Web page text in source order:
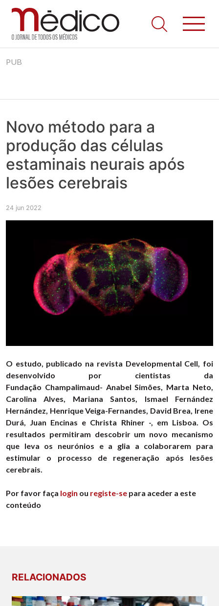
to
Jornal Médico
Médico – O Jornal de Todos os Médicos. Onde as notícias
realmente contam! Tudo o que se passa na Saúde!
PUB
Novo método para a
produção das células
estaminais neurais após
lesões cerebrais
24 jun 2022
O estudo, publicado na revista Developmental Cell, foi
desenvolvido por cientistas da
Fundação Champalimaud- Anabel Simões, Marta Neto,
Carolina Alves, Mariana Santos, Ismael Fernández
Hernández, Henrique Veiga-Fernandes, David Brea, Irene
Durá, Juan Encinas e Christa Rhiner -, em Lisboa. Os
resultados permitiram descobrir um novo mecanismo
que leva os neurónios e a glia a colaborarem para
estimular o processo de regeneração após lesões
cerebrais.
Por favor faça login ou registe-se para aceder a este
conteúdo
RELACIONADOS